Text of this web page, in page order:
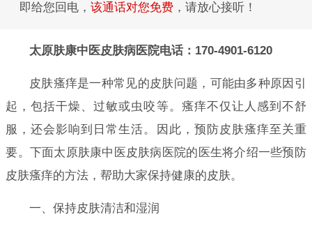
即给您回电， 该通话对您免费 ，请放心接听！
太原肤康中医皮肤病医院电话：170-4901-6120
皮肤瘙痒是一种常见的皮肤问题，可能由多种原因引
起，包括干燥、过敏或虫咬等。瘙痒不仅让人感到不舒
服，还会影响到日常生活。因此，预防皮肤瘙痒至关重
要。下面太原肤康中医皮肤病医院的医生将介绍一些预防
皮肤瘙痒的方法，帮助大家保持健康的皮肤。
一、保持皮肤清洁和湿润